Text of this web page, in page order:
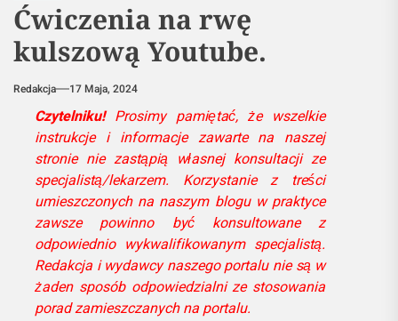
Ćwiczenia na rwę
kulszową Youtube.
Redakcja 17 Maja, 2024
Czytelniku!Prosimy pamiętać, że wszelkie
instrukcje i informacje zawarte na naszej
stronie nie zastąpią własnej konsultacji ze
specjalistą/lekarzem. Korzystanie z treści
umieszczonych na naszym blogu w praktyce
zawsze powinno być konsultowane z
odpowiednio wykwalifikowanym specjalistą.
Redakcja i wydawcy naszego portalu nie są w
żaden sposób odpowiedzialni ze stosowania
porad zamieszczanych na portalu.